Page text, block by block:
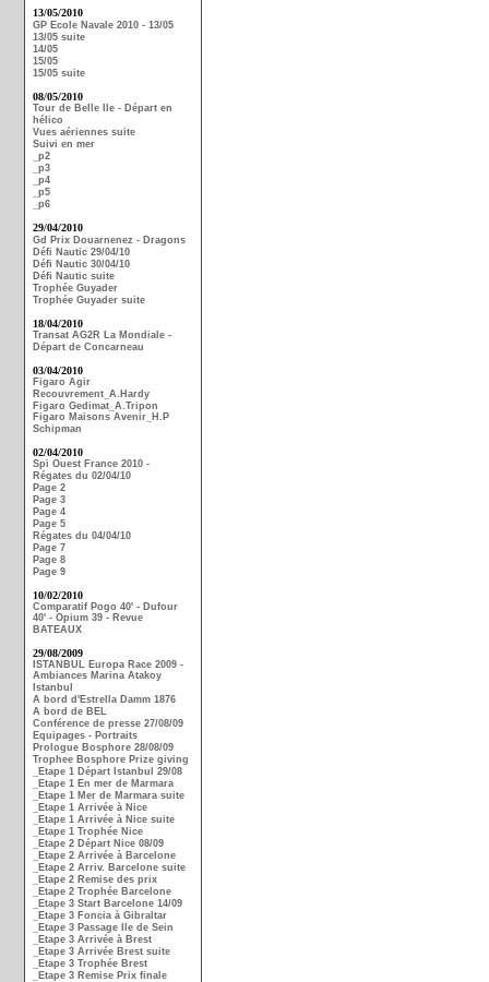
13/05/2010
GP Ecole Navale 2010 - 13/05
13/05 suite
14/05
15/05
15/05 suite
08/05/2010
Tour de Belle Ile - Départ en
hélico
Vues aériennes suite
Suivi en mer
_p2
_p3
_p4
_p5
_p6
29/04/2010
Gd Prix Douarnenez - Dragons
Défi Nautic 29/04/10
Défi Nautic 30/04/10
Défi Nautic suite
Trophée Guyader
Trophée Guyader suite
18/04/2010
Transat AG2R La Mondiale -
Départ de Concarneau
03/04/2010
Figaro Agir
Recouvrement_A.Hardy
Figaro Gedimat_A.Tripon
Figaro Maisons Avenir_H.P
Schipman
02/04/2010
Spi Ouest France 2010 -
Régates du 02/04/10
Page 2
Page 3
Page 4
Page 5
Régates du 04/04/10
Page 7
Page 8
Page 9
10/02/2010
Comparatif Pogo 40' - Dufour
40' - Opium 39 - Revue
BATEAUX
29/08/2009
ISTANBUL Europa Race 2009 -
Ambiances Marina Atakoy
Istanbul
A bord d'Estrella Damm 1876
A bord de BEL
Conférence de presse 27/08/09
Equipages - Portraits
Prologue Bosphore 28/08/09
Trophee Bosphore Prize giving
_Etape 1 Départ Istanbul 29/08
_Etape 1 En mer de Marmara
_Etape 1 Mer de Marmara suite
_Etape 1 Arrivée à Nice
_Etape 1 Arrivée à Nice suite
_Etape 1 Trophée Nice
_Etape 2 Départ Nice 08/09
_Etape 2 Arrivée à Barcelone
_Etape 2 Arriv. Barcelone suite
_Etape 2 Remise des prix
_Etape 2 Trophée Barcelone
_Etape 3 Start Barcelone 14/09
_Etape 3 Foncia à Gibraltar
_Etape 3 Passage Ile de Sein
_Etape 3 Arrivée à Brest
_Etape 3 Arrivée Brest suite
_Etape 3 Trophée Brest
_Etape 3 Remise Prix finale